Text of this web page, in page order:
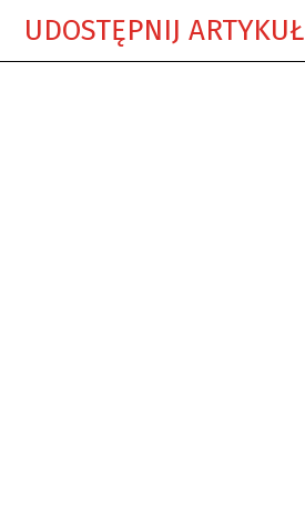
UDOSTĘPNIJ ARTYKUŁ